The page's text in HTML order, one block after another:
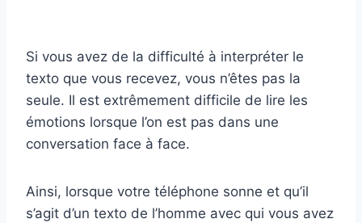
Si vous avez de la difficulté à interpréter le
texto que vous recevez, vous n’êtes pas la
seule. Il est extrêmement difficile de lire les
émotions lorsque l’on est pas dans une
conversation face à face.
Ainsi, lorsque votre téléphone sonne et qu’il
s’agit d’un texto de l’homme avec qui vous avez